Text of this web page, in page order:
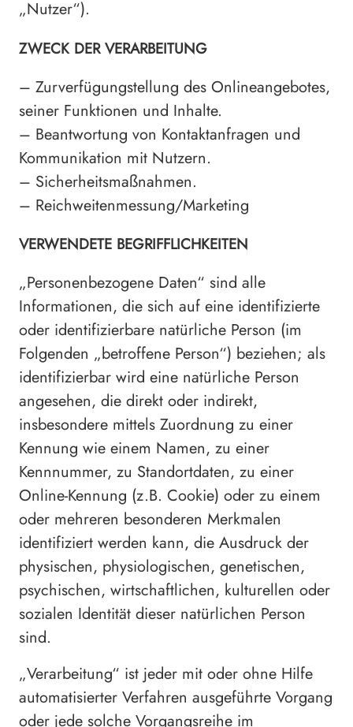
„Nutzer“).
ZWECK DER VERARBEITUNG
– Zurverfügungstellung des Onlineangebotes,
seiner Funktionen und Inhalte.
– Beantwortung von Kontaktanfragen und
Kommunikation mit Nutzern.
– Sicherheitsmaßnahmen.
– Reichweitenmessung/Marketing
VERWENDETE BEGRIFFLICHKEITEN
„Personenbezogene Daten“ sind alle
Informationen, die sich auf eine identifizierte
oder identifizierbare natürliche Person (im
Folgenden „betroffene Person“) beziehen; als
identifizierbar wird eine natürliche Person
angesehen, die direkt oder indirekt,
insbesondere mittels Zuordnung zu einer
Kennung wie einem Namen, zu einer
Kennnummer, zu Standortdaten, zu einer
Online-Kennung (z.B. Cookie) oder zu einem
oder mehreren besonderen Merkmalen
identifiziert werden kann, die Ausdruck der
physischen, physiologischen, genetischen,
psychischen, wirtschaftlichen, kulturellen oder
sozialen Identität dieser natürlichen Person
sind.
„Verarbeitung“ ist jeder mit oder ohne Hilfe
automatisierter Verfahren ausgeführte Vorgang
oder jede solche Vorgangsreihe im